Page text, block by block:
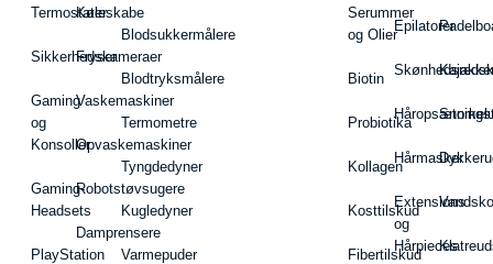
Termostater
Sikkerhedskameraer
Gaming
og
Konsoller
Gaming-
Headsets
PlayStation
Køleskabe
Fryser
Vaskemaskiner
Opvaskemaskiner
Robotstøvsugere
Damprensere
Blodsukkermålere
Blodtryksmålere
Termometre
Tyngdedyner
Kugledyner
Varmepuder
Serummer
og Olier
Biotin
Probiotika
Kollagen
Kosttilskud
Fibertilskud
Epilatorer
Hårmasker
Extensions
og
Hårpieces
Vandsko